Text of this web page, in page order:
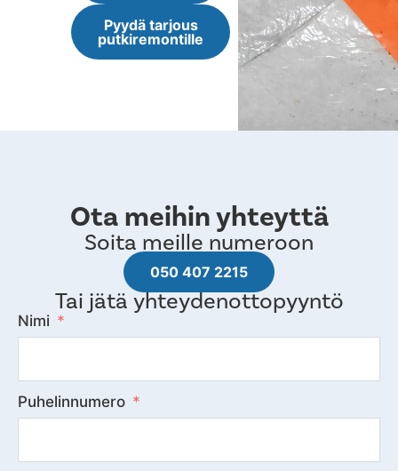
Pyydä tarjous
putkiremontille
Ota meihin yhteyttä
Soita meille numeroon
050 407 2215
Tai jätä yhteydenottopyyntö
Nimi
Puhelinnumero